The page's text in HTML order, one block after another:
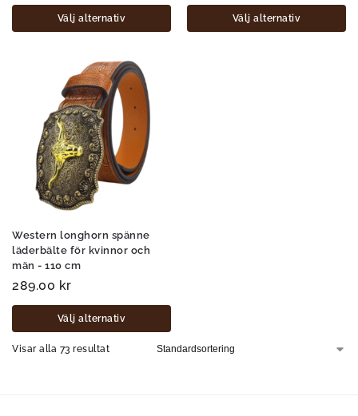
Välj alternativ Välj alternativ
Western longhorn spänne
läderbälte för kvinnor och
män - 110 cm
289.00 kr
Välj alternativ
Visar alla 73 resultat